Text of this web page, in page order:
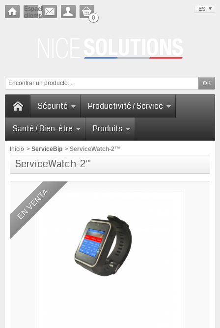
Espacio
cliente
ES
0
Sécurité
Productivité / Service
Santé / Bien-être
Produits
Inicio > ServiceBip > ServiceWatch-2™
ServiceWatch-2™
EN VENTA